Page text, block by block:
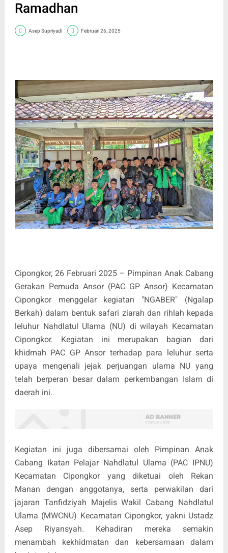
Ramadhan
Asep Supriyadi Februari 26, 2025
Cipongkor, 26 Februari 2025 – Pimpinan Anak Cabang
Gerakan Pemuda Ansor (PAC GP Ansor) Kecamatan
Cipongkor menggelar kegiatan "NGABER" (Ngalap
Berkah) dalam bentuk safari ziarah dan rihlah kepada
leluhur Nahdlatul Ulama (NU) di wilayah Kecamatan
Cipongkor. Kegiatan ini merupakan bagian dari
khidmah PAC GP Ansor terhadap para leluhur serta
upaya mengenali jejak perjuangan ulama NU yang
telah berperan besar dalam perkembangan Islam di
daerah ini.
Kegiatan ini juga dibersamai oleh Pimpinan Anak
Cabang Ikatan Pelajar Nahdlatul Ulama (PAC IPNU)
Kecamatan Cipongkor yang diketuai oleh Rekan
Manan dengan anggotanya, serta perwakilan dari
jajaran Tanfidziyah Majelis Wakil Cabang Nahdlatul
Ulama (MWCNU) Kecamatan Cipongkor, yakni Ustadz
Asep Riyansyah. Kehadiran mereka semakin
menambah kekhidmatan dan kebersamaan dalam